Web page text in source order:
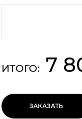
ИТОГО: 7
ЗАКАЗАТЬ